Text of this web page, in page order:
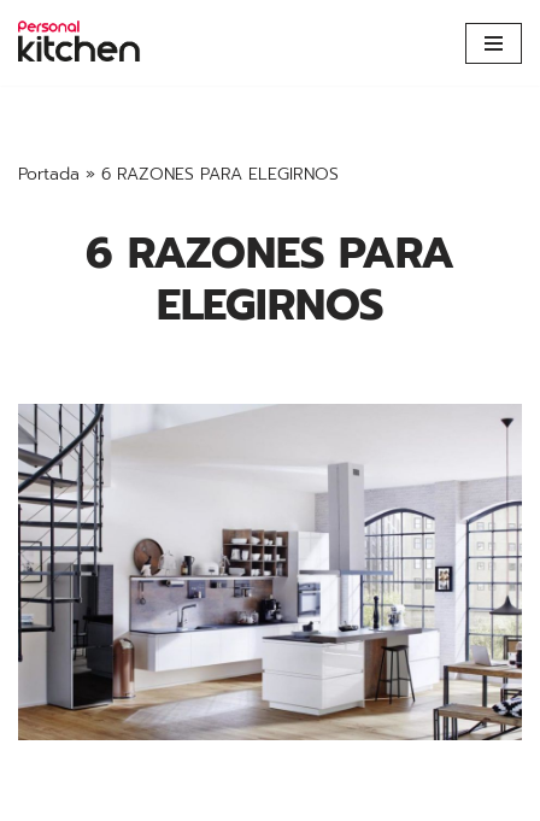
Saltar
Portada » 6 RAZONES PARA ELEGIRNOS
6 RAZONES PARA
ELEGIRNOS